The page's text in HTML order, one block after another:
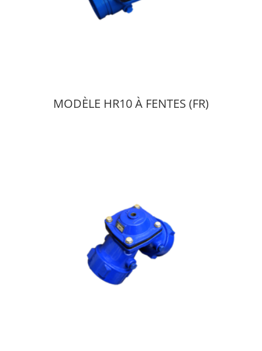
MODÈLE HR10 À FENTES (FR)